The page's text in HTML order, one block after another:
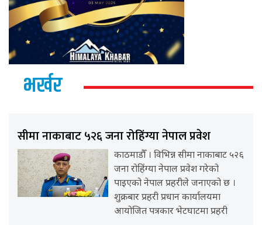
भर्खर
सीमा नाकाबाट ५२६ जना रोहिंग्या नेपाल प्रवेश
काठमाडौँ । विभिन्न सीमा नाकाबाट ५२६
जना रोहिंग्या नेपाल प्रवेश गरेको
पाइएको नेपाल प्रहरीले जनाएको छ ।
शुक्रबार प्रहरी प्रधान कार्यालयमा
आयोजित पत्रकार भेटघाटमा प्रहरी